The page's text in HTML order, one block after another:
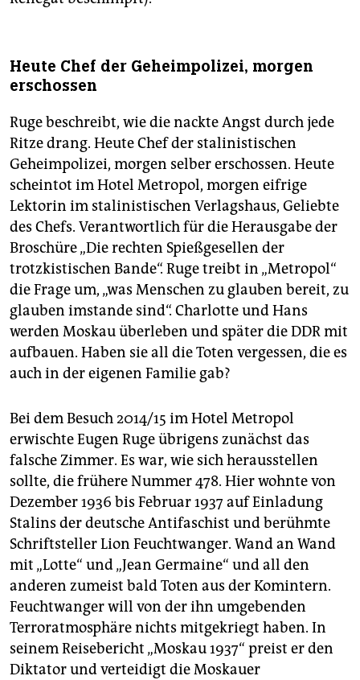
Heute Chef der Geheimpolizei, morgen
erschossen
Ruge beschreibt, wie die nackte Angst durch jede
Ritze drang. Heute Chef der stalinistischen
Geheimpolizei, morgen selber erschossen. Heute
scheintot im Hotel Metropol, morgen eifrige
Lektorin im stalinistischen Verlagshaus, Geliebte
des Chefs. Verantwortlich für die Herausgabe der
Broschüre „Die rechten Spießgesellen der
trotzkistischen Bande“. Ruge treibt in „Metropol“
die Frage um, „was Menschen zu glauben bereit, zu
glauben imstande sind“. Charlotte und Hans
werden Moskau überleben und später die DDR mit
aufbauen. Haben sie all die Toten vergessen, die es
auch in der eigenen Familie gab?
Bei dem Besuch 2014/15 im Hotel Metropol
erwischte Eugen Ruge übrigens zunächst das
falsche Zimmer. Es war, wie sich herausstellen
sollte, die frühere Nummer 478. Hier wohnte von
Dezember 1936 bis Februar 1937 auf Einladung
Stalins der deutsche Antifaschist und berühmte
Schriftsteller Lion Feuchtwanger. Wand an Wand
mit „Lotte“ und „Jean Germaine“ und all den
anderen zumeist bald Toten aus der Komintern.
Feuchtwanger will von der ihn umgebenden
Terroratmosphäre nichts mitgekriegt haben. In
seinem Reisebericht „Moskau 1937“ preist er den
Diktator und verteidigt die Moskauer